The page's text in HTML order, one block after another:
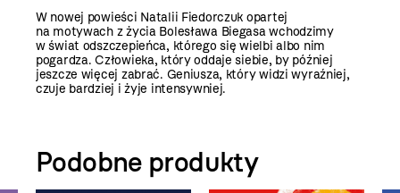
W nowej powieści Natalii Fiedorczuk opartej
na motywach z życia Bolesława Biegasa wchodzimy
w świat odszczepieńca, którego się wielbi albo nim
pogardza. Człowieka, który oddaje siebie, by później
jeszcze więcej zabrać. Geniusza, który widzi wyraźniej,
czuje bardziej i żyje intensywniej.
Podobne produkty